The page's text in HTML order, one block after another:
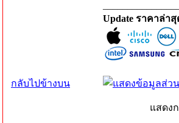
Update ราคาล่า
กลับไปข้างบน
แสดง